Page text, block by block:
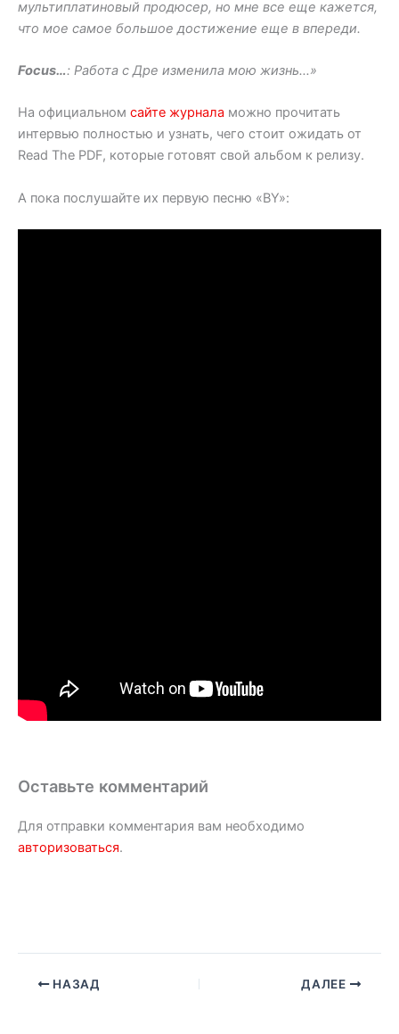
мультиплатиновый продюсер, но мне все еще кажется,
что мое самое большое достижение еще в впереди.
Focus…: Работа с Дре изменила мою жизнь…»
На официальном сайте журнала можно прочитать
интервью полностью и узнать, чего стоит ожидать от
Read The PDF, которые готовят свой альбом к релизу.
А пока послушайте их первую песню «BY»:
Оставьте комментарий
Для отправки комментария вам необходимо
авторизоваться.
НАЗАД ДАЛЕЕ